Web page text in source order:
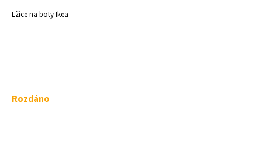
Lžíce na boty Ikea
Měrná
Rozdáno
a